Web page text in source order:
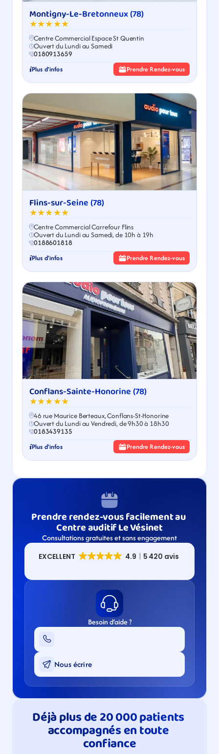
Montigny-Le-Bretonneux (78)
★★★★★
Centre Commercial Espace St Quentin
Ouvert du Lundi au Samedi
0180913659
Plus d'infos Prendre Rendez-vous
Flins-sur-Seine (78)
★★★★★
Centre Commercial Carrefour Flins
Ouvert du Lundi au Samedi, de 10h à 19h
0188601818
Plus d'infos Prendre Rendez-vous
Conflans-Sainte-Honorine (78)
★★★★★
46 rue Maurice Berteaux, Conflans-St-Honorine
Ouvert du Lundi au Vendredi, de 9h30 à 18h30
0183439135
Plus d'infos Prendre Rendez-vous
Prendre rendez-vous facilement au
Centre auditif Le Vésinet
Consultations gratuites et sans engagement
Besoin d’aide ?
Nous écrire
Déjà plus de 20 000 patients
accompagnés en toute
confiance